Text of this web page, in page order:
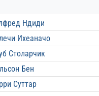
Ндиди
Ихеаначо
Столарчик
Бен
Суттар